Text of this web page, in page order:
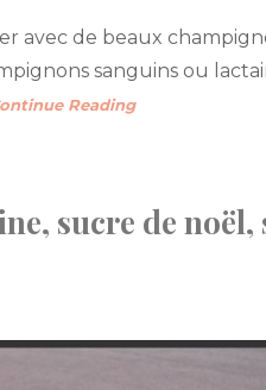
avec de beaux
sanguins ou
Reading
sucre de noël,